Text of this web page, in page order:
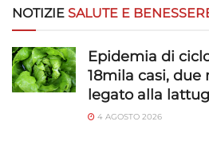
NOTIZIE SALUTE E
Epidemia di
18mila casi, due
legato alla
4 AGOSTO 2026